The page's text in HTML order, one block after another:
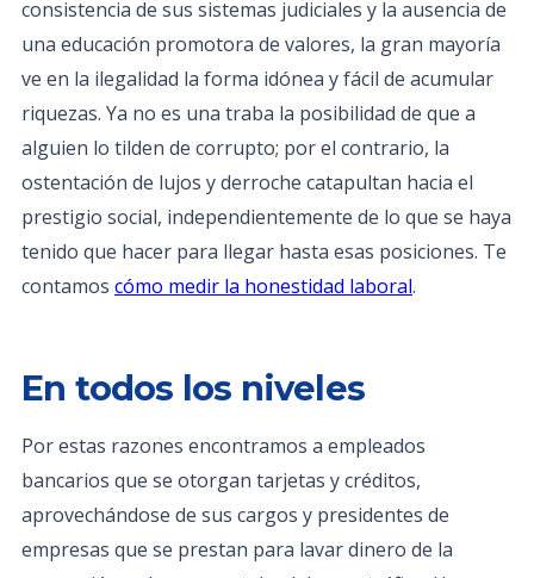
consistencia de sus sistemas judiciales y la ausencia de
una educación promotora de valores, la gran mayoría
ve en la ilegalidad la forma idónea y fácil de acumular
riquezas. Ya no es una traba la posibilidad de que a
alguien lo tilden de corrupto; por el contrario, la
ostentación de lujos y derroche catapultan hacia el
prestigio social, independientemente de lo que se haya
tenido que hacer para llegar hasta esas posiciones. Te
contamos cómo medir la honestidad laboral.
En todos los niveles
Por estas razones encontramos a empleados
bancarios que se otorgan tarjetas y créditos,
aprovechándose de sus cargos y presidentes de
empresas que se prestan para lavar dinero de la